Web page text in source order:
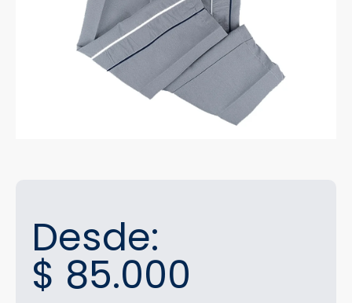
Desde:
$ 85.000